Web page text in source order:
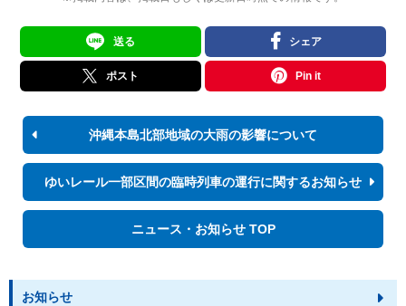
送る シェア
ポスト Pin it
沖縄本島北部地域の大雨の影響について
ゆいレール一部区間の臨時列車の運行に関するお知らせ
ニュース・お知らせ TOP
お知らせ